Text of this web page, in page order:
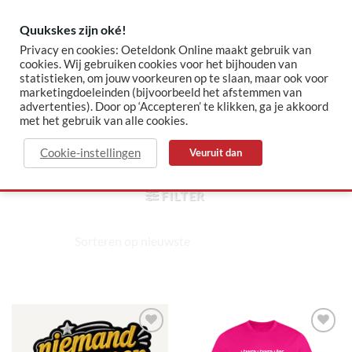
content
✓ Sinds 2015 jouw Oeteldonk-shop ✓ Veilig betalen via Mollie
Shop
HOME / SHOP
FILTER
Toevoegen
Toevoegen
Quukskes zijn oké!
Privacy en cookies: Oeteldonk Online maakt gebruik van
cookies. Wij gebruiken cookies voor het bijhouden van
statistieken, om jouw voorkeuren op te slaan, maar ook voor
marketingdoeleinden (bijvoorbeeld het afstemmen van
advertenties). Door op ‘Accepteren’ te klikken, ga je akkoord
met het gebruik van alle cookies.
Cookie-instellingen Veuruit dan